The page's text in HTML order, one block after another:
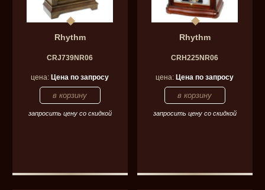
Rhythm
CRJ739NR06
цена:Цена по запросу
запросить цену со скидкой
Rhythm
CRH225NR06
цена:Цена по запросу
запросить цену со скидкой